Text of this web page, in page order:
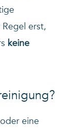
erst,
keine
eine